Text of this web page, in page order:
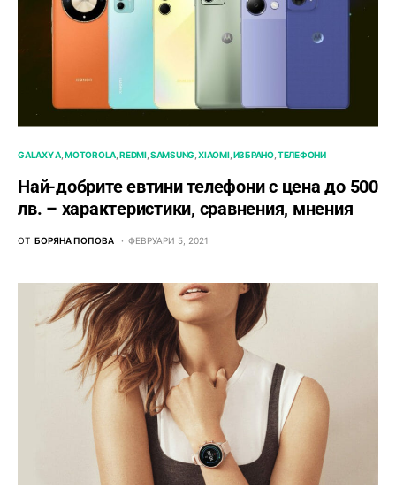
GALAXY A MOTOROLA REDMI SAMSUNG XIAOMI ИЗБРАНО ТЕЛЕФОНИ
Най-добрите евтини телефони с ценa до 500
лв. – характeристики, сравнения, мнения
ОТ БОРЯНА ПОПОВА ФЕВРУАРИ 5, 2021